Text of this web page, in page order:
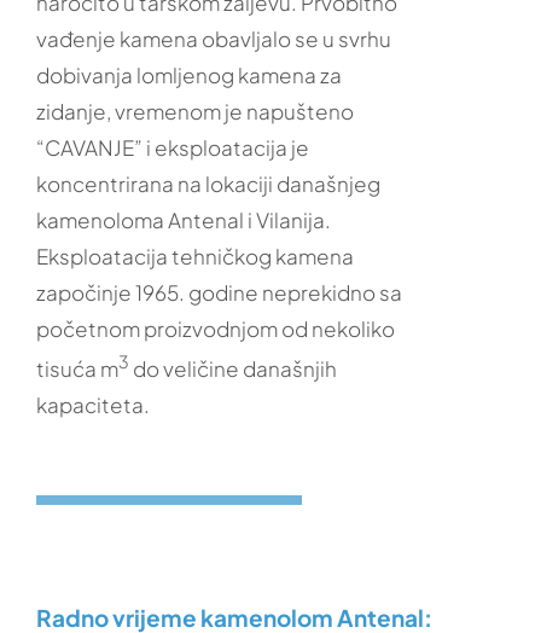
vađenje kamena obavljalo se u svrhu
dobivanja lomljenog kamena za
zidanje, vremenom je napušteno
“CAVANJE” i eksploatacija je
koncentrirana na lokaciji današnjeg
kamenoloma Antenal i Vilanija.
Eksploatacija tehničkog kamena
započinje 1965. godine neprekidno sa
početnom proizvodnjom od nekoliko
tisuća m3 do veličine današnjih
kapaciteta.
Radno vrijeme kamenolom Antenal: